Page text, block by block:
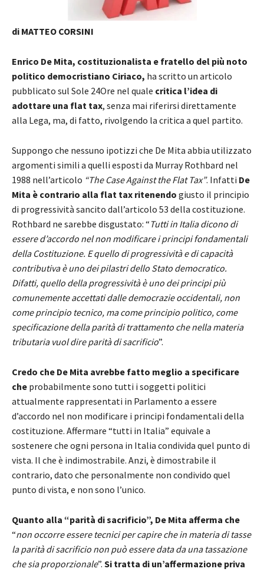
di MATTEO CORSINI
Enrico De Mita, costituzionalista e fratello del più noto
politico democristiano Ciriaco, ha scritto un articolo
pubblicato sul Sole 24Ore nel quale critica l’idea di
adottare una flat tax, senza mai riferirsi direttamente
alla Lega, ma, di fatto, rivolgendo la critica a quel partito.
Suppongo che nessuno ipotizzi che De Mita abbia utilizzato
argomenti simili a quelli esposti da Murray Rothbard nel
1988 nell’articolo “The Case Against the Flat Tax”. Infatti De
Mita è contrario alla flat tax ritenendo giusto il principio
di progressività sancito dall’articolo 53 della costituzione.
Rothbard ne sarebbe disgustato: “ Tutti in Italia dicono di
essere d’accordo nel non modificare i principi fondamentali
della Costituzione. E quello di progressività e di capacità
contributiva è uno dei pilastri dello Stato democratico.
Difatti, quello della progressività è uno dei principi più
comunemente accettati dalle democrazie occidentali, non
come principio tecnico, ma come principio politico, come
specificazione della parità di trattamento che nella materia
tributaria vuol dire parità di sacrificio”.
Credo che De Mita avrebbe fatto meglio a specificare
che probabilmente sono tutti i soggetti politici
attualmente rappresentati in Parlamento a essere
d’accordo nel non modificare i principi fondamentali della
costituzione. Affermare “tutti in Italia” equivale a
sostenere che ogni persona in Italia condivida quel punto di
vista. Il che è indimostrabile. Anzi, è dimostrabile il
contrario, dato che personalmente non condivido quel
punto di vista, e non sono l’unico.
Quanto alla “parità di sacrificio”, De Mita afferma che
“non occorre essere tecnici per capire che in materia di tasse
la parità di sacrificio non può essere data da una tassazione
che sia proporzionale”. Si tratta di un’affermazione priva